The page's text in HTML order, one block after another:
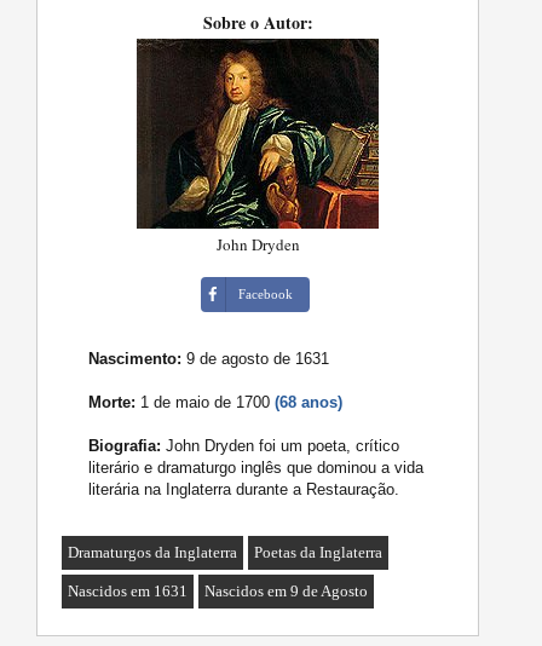
Sobre o Autor:
John Dryden
Facebook
Nascimento: 9 de agosto de 1631
Morte: 1 de maio de 1700(68 anos)
Biografia: John Dryden foi um poeta, crítico
literário e dramaturgo inglês que dominou a vida
literária na Inglaterra durante a Restauração.
Dramaturgos da Inglaterra Poetas da Inglaterra
Nascidos em 1631 Nascidos em 9 de Agosto